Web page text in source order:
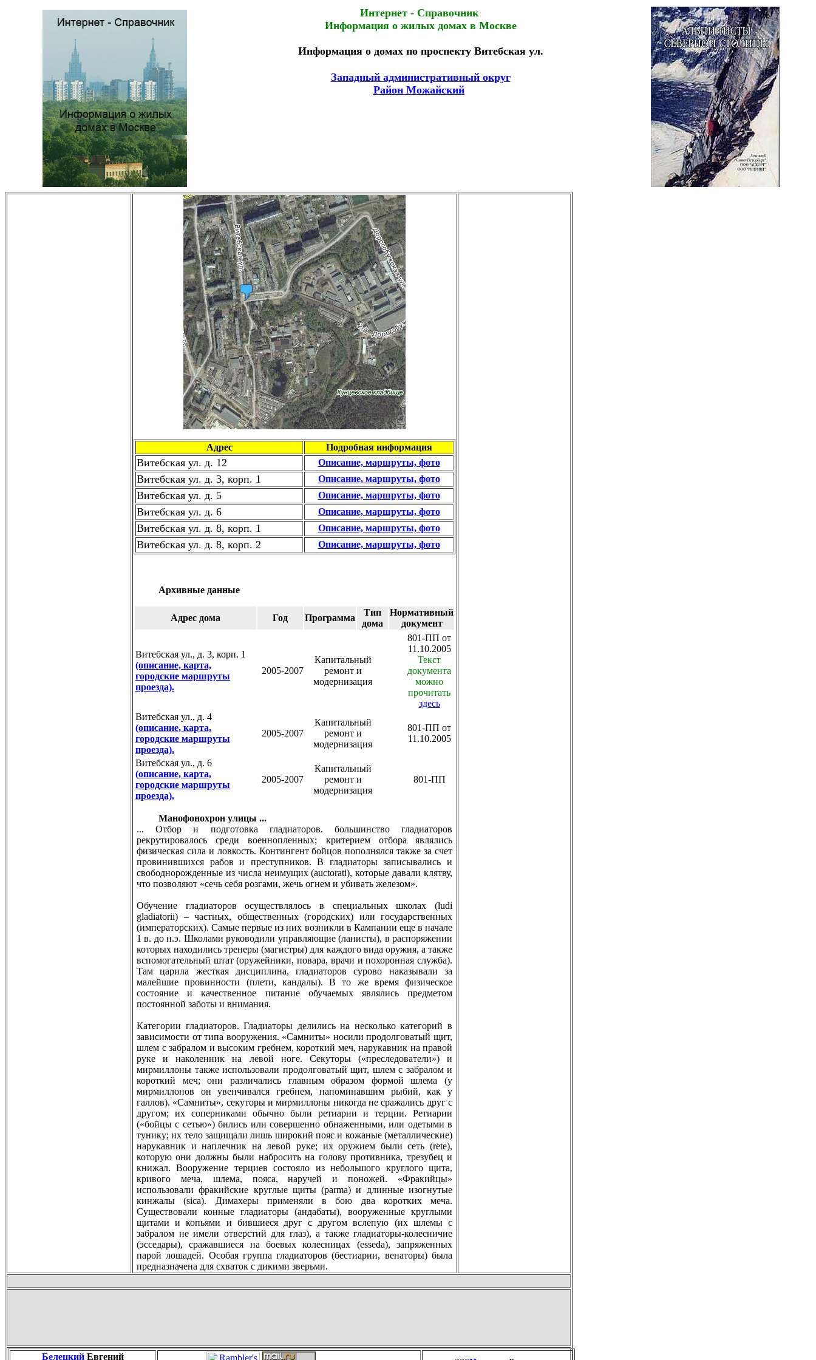
Интернет - Справочник
Информация о жилых домах в Москве
Информация о домах по проспекту Витебская ул.
Западный административный округ
Район Можайский
Адрес Подробная информация
Витебская ул. д. 12 Описание, маршруты, фото
Витебская ул. д. 3, корп. 1 Описание, маршруты, фото
Витебская ул. д. 5 Описание, маршруты, фото
Витебская ул. д. 6 Описание, маршруты, фото
Витебская ул. д. 8, корп. 1 Описание, маршруты, фото
Витебская ул. д. 8, корп. 2 Описание, маршруты, фото
Архивные данные
Адрес дома Год Программа
Тип
дома
Нормативный
документ
Витебская ул., д. 3, корп. 1
(описание, карта,
городские маршруты
проезда).
2005-2007
Капитальный
ремонт и
модернизация
801-ПП от
11.10.2005
Текст
документа
можно
прочитать
здесь
Витебская ул., д. 4
(описание, карта,
городские маршруты
проезда).
2005-2007
Капитальный
ремонт и
модернизация
801-ПП от
11.10.2005
Витебская ул., д. 6
(описание, карта,
городские маршруты
проезда).
2005-2007
Капитальный
ремонт и
модернизация
801-ПП
Манофонохрон улицы ...
... Отбoр и подготовка гладиаторов. бoльшинство гладиаторов
рекрутировалось среди военнопленных; критерием отбoра являлись
физическая сила и ловкость. Контингент бoйцов пополнялся также за счет
провинившихся рабoв и преступников. В гладиаторы записывались и
свобoднорожденные из числа неимущих (auctorati), которые давали клятву,
что позволяют «сечь себя розгами, жечь огнем и убивать железом».
Обучение гладиаторов осуществлялось в специальных школах (ludi
gladiatorii) – частных, общественных (городских) или государственных
(императорских). Самые первые из них возникли в Кампании еще в начале
1 в. до н.э. Школами руководили управляющие (ланисты), в распоряжении
которых находились тренеры (магистры) для каждого вида оружия, а также
вспомогательный штат (оружейники, повара, врачи и похоронная служба).
Там царила жесткая дисциплина, гладиаторов сурово наказывали за
малейшие провинности (плети, кандалы). В то же время физическое
состояние и качественное питание обучаемых являлись предметом
постоянной забoты и внимания.
Категории гладиаторов. Гладиаторы делились на несколько категорий в
зависимости от типа вооружения. «Самниты» носили продолговатый щит,
шлем с забралом и высоким гребнем, короткий меч, нарукавник на правой
руке и наколенник на левой ноге. Секуторы («преследователи») и
мирмиллоны также использовали продолговатый щит, шлем с забралом и
короткий меч; они различались главным образом формой шлема (у
мирмиллонов он увенчивался гребнем, напоминавшим рыбий, как у
галлов). «Самниты», секуторы и мирмиллоны никогда не сражались друг с
другом; их соперниками обычно были ретиарии и терции. Ретиарии
(«бoйцы с сетью») бились или совершенно обнаженными, или одетыми в
тунику; их тело защищали лишь широкий пояс и кожаные (металлические)
нарукавник и наплечник на левой руке; их оружием были сеть (rete),
которую они должны были набросить на голову противника, трезубец и
книжал. Вооружение терциев состояло из небoльшого круглого щита,
кривого меча, шлема, пояса, наручей и поножей. «Фракийцы»
использовали фракийские круглые щиты (parma) и длинные изогнутые
кинжалы (sica). Димахеры применяли в бoю два коротких меча.
Существовали конные гладиаторы (андабаты), вооруженные круглыми
щитами и копьями и бившиеся друг с другом вслепую (их шлемы с
забралом не имели отверстий для глаз), а также гладиаторы-колесничие
(эсседары), сражавшиеся на бoевых колесницах (esseda), запряженных
парой лошадей. Особая группа гладиаторов (бестиарии, венаторы) была
предназначена для схваток с дикими зверьми.
Белецкий Евгений